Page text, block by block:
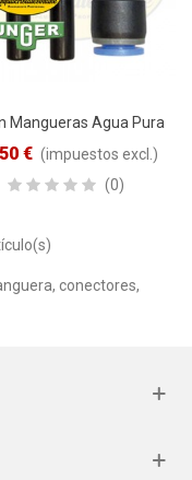
Mangueras Agua Pura
€ (impuestos excl.)
(0)
conectores,